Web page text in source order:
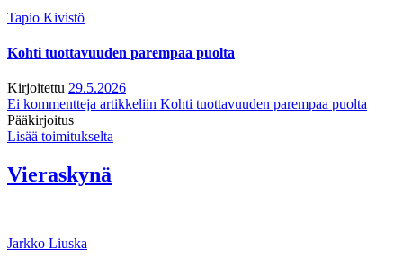
Tapio Kivistö
Kohti tuottavuuden parempaa puolta
Kirjoitettu 29.5.2026
Ei kommentteja artikkeliin Kohti tuottavuuden parempaa puolta
Pääkirjoitus
Lisää toimitukselta
Vieraskynä
Jarkko Liuska